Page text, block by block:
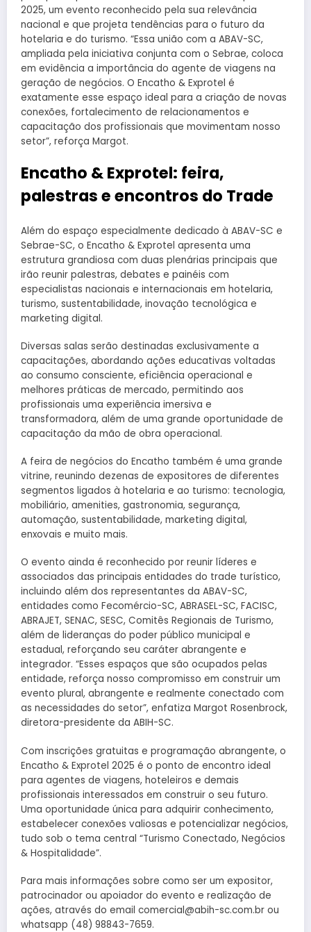
2025, um evento reconhecido pela sua relevância
nacional e que projeta tendências para o futuro da
hotelaria e do turismo. “Essa união com a ABAV-SC,
ampliada pela iniciativa conjunta com o Sebrae, coloca
em evidência a importância do agente de viagens na
geração de negócios. O Encatho & Exprotel é
exatamente esse espaço ideal para a criação de novas
conexões, fortalecimento de relacionamentos e
capacitação dos profissionais que movimentam nosso
setor”, reforça Margot.
Encatho & Exprotel: feira,
palestras e encontros do Trade
Além do espaço especialmente dedicado à ABAV-SC e
Sebrae-SC, o Encatho & Exprotel apresenta uma
estrutura grandiosa com duas plenárias principais que
irão reunir palestras, debates e painéis com
especialistas nacionais e internacionais em hotelaria,
turismo, sustentabilidade, inovação tecnológica e
marketing digital.
Diversas salas serão destinadas exclusivamente a
capacitações, abordando ações educativas voltadas
ao consumo consciente, eficiência operacional e
melhores práticas de mercado, permitindo aos
profissionais uma experiência imersiva e
transformadora, além de uma grande oportunidade de
capacitação da mão de obra operacional.
A feira de negócios do Encatho também é uma grande
vitrine, reunindo dezenas de expositores de diferentes
segmentos ligados à hotelaria e ao turismo: tecnologia,
mobiliário, amenities, gastronomia, segurança,
automação, sustentabilidade, marketing digital,
enxovais e muito mais.
O evento ainda é reconhecido por reunir líderes e
associados das principais entidades do trade turístico,
incluindo além dos representantes da ABAV-SC,
entidades como Fecomércio-SC, ABRASEL-SC, FACISC,
ABRAJET, SENAC, SESC, Comitês Regionais de Turismo,
além de lideranças do poder público municipal e
estadual, reforçando seu caráter abrangente e
integrador. “Esses espaços que são ocupados pelas
entidade, reforça nosso compromisso em construir um
evento plural, abrangente e realmente conectado com
as necessidades do setor”, enfatiza Margot Rosenbrock,
diretora-presidente da ABIH-SC.
Com inscrições gratuitas e programação abrangente, o
Encatho & Exprotel 2025 é o ponto de encontro ideal
para agentes de viagens, hoteleiros e demais
profissionais interessados em construir o seu futuro.
Uma oportunidade única para adquirir conhecimento,
estabelecer conexões valiosas e potencializar negócios,
tudo sob o tema central “Turismo Conectado, Negócios
& Hospitalidade”.
Para mais informações sobre como ser um expositor,
patrocinador ou apoiador do evento e realização de
ações, através do email comercial@abih-sc.com.br ou
whatsapp (48) 98843-7659.